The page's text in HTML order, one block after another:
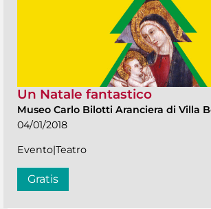
Un Natale fantastico
Museo Carlo Bilotti Aranciera di Villa
04/01/2018
Evento|Teatro
Gratis